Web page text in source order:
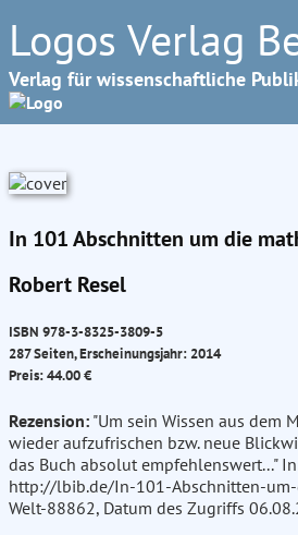
Logos Verlag
Verlag für wissenschaftliche
In 101 Abschnitten um die
Robert Resel
ISBN 978-3-8325-3809-5
287 Seiten, Erscheinungsjahr: 2014
Preis: 44.00 €
Rezension: "Um sein Wissen aus dem
wieder aufzufrischen bzw. neue
das Buch absolut empfehlenswert..."
http://lbib.de/In-101-Abschnitten-
Welt-88862, Datum des Zugriffs